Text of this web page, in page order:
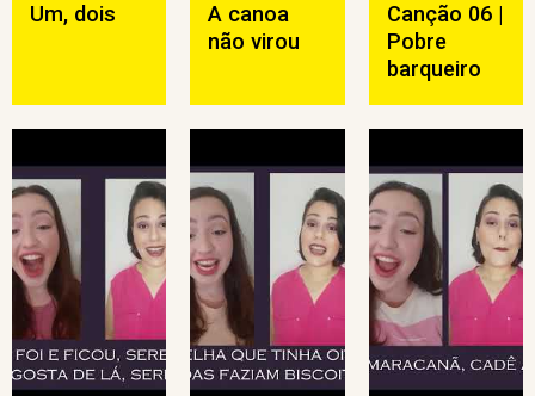
Um, dois
A canoa
não virou
Canção 06 |
Pobre
barqueiro